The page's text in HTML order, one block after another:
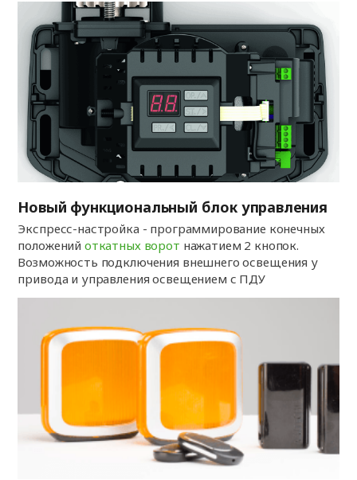
Новый функциональный блок управления
Экспресс-настройка - программирование конечных
положений откатных ворот нажатием 2 кнопок.
Возможность подключения внешнего освещения у
привода и управления освещением с ПДУ